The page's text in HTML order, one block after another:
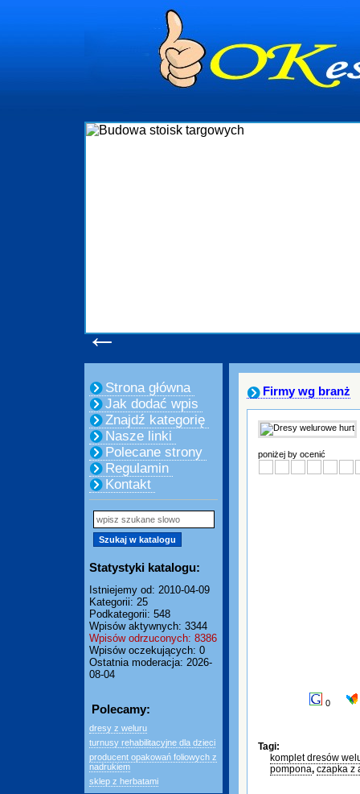
←
Strona główna
Jak dodać wpis
Znajdź kategorię
Nasze linki
Polecane strony
Regulamin
Kontakt
Statystyki katalogu:
Istniejemy od: 2010-04-09
Kategorii: 25
Podkategorii: 548
Wpisów aktywnych: 3344
Wpisów odrzuconych: 8386
Wpisów oczekujących: 0
Ostatnia moderacja: 2026-
08-04
Polecamy:
dresy z weluru
turnusy rehabilitacyjne dla dzieci
producent opakowań foliowych z
nadrukiem
sklep z herbatami
Firmy wg branż
poniżej by ocenić
0
Tagi:
komplet dresów
pompona, czapka z